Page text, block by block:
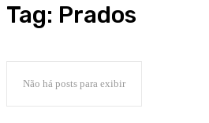
Tag: Prados
Não há posts para exibir